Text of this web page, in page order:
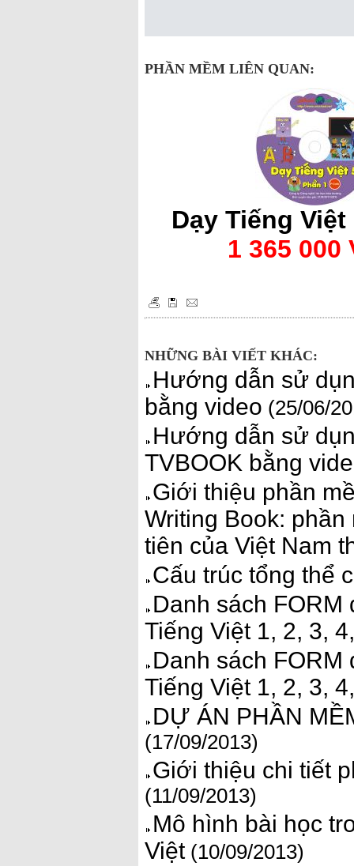
PHẦN MỀM LIÊN QUAN:
Dạy Tiếng
1 365 000
NHỮNG BÀI VIẾT KHÁC:
Hướng dẫn sử
bằng video (25/06/
Hướng dẫn sử
TVBOOK bằng
Giới thiệu phần
Writing Book:
tiên của Việt Nam
Cấu trúc tổng thể
Danh sách
Tiếng Việt 1, 2, 3,
Danh sách
Tiếng Việt 1, 2, 3,
DỰ ÁN PHẦN
(17/09/2013)
Giới thiệu chi tiết
(11/09/2013)
Mô hình bài học
Việt(10/09/2013)